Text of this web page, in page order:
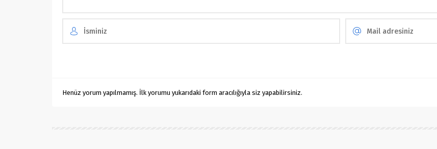
Henüz yorum yapılmamış. İlk yorumu yukarıdaki form aracılığıyla siz yapabilirsiniz.